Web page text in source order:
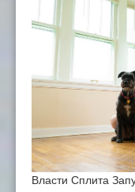
Власти Сплита